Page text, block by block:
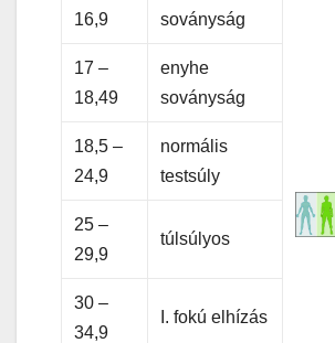
16,9
soványság
17 –
18,49
enyhe
soványság
18,5 –
24,9
normális
testsúly
25 –
29,9
túlsúlyos
30 –
34,9
I. fokú elhízás